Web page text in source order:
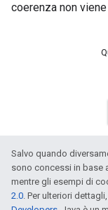
coerenza non
Salvo quando
sono concessi in base
mentre gli esempi di
2.0. Per ulteriori